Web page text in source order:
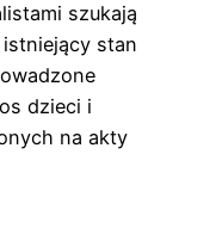
szukają
stan
dzieci i
na akty